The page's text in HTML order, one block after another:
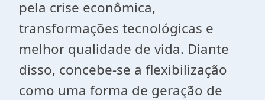
pela crise econômica,
transformações tecnológicas e
melhor qualidade de vida. Diante
disso, concebe-se a flexibilização
como uma forma de geração de